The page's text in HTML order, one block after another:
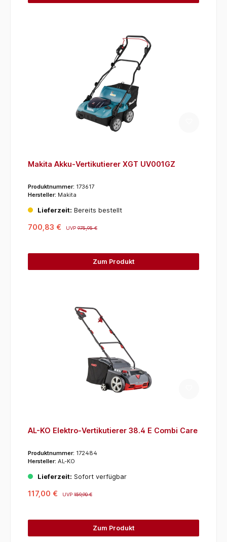
Makita Akku-Vertikutierer XGT UV001GZ
Produktnummer: 173617
Hersteller: Makita
Lieferzeit: Bereits bestellt
700,83 € UVP975,95 €
Zum Produkt
AL-KO Elektro-Vertikutierer 38.4 E Combi Care
Produktnummer: 172484
Hersteller: AL-KO
Lieferzeit: Sofort verfügbar
117,00 € UVP159,90 €
Zum Produkt